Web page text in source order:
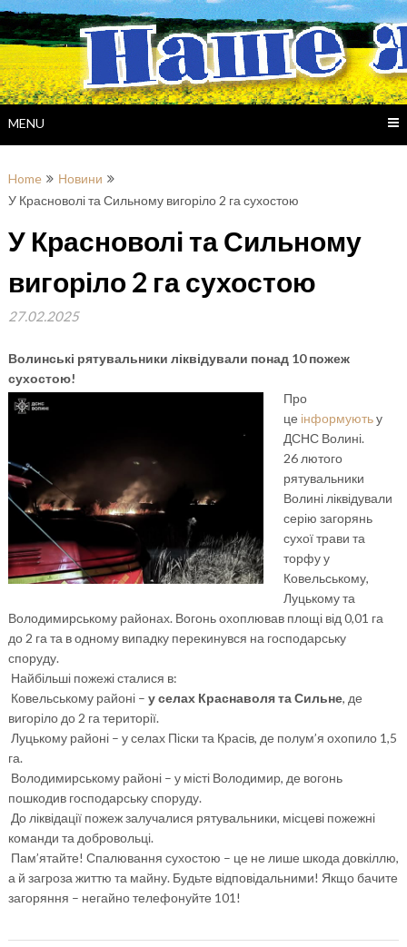
Skip
to
content
MENU
Home
Новини
У Красноволі та Сильному вигоріло 2 га сухостою
У Красноволі та Сильному
вигоріло 2 га сухостою
27.02.2025
Волинські рятувальники ліквідували понад 10 пожеж
сухостою!
Про
це інформуютьу
ДСНС Волині.
26 лютого
рятувальники
Волині ліквідували
серію загорянь
сухої трави та
торфу у
Ковельському,
Луцькому та
Володимирському районах. Вогонь охоплював площі від 0,01 га
до 2 га та в одному випадку перекинувся на господарську
споруду.
Найбільші пожежі сталися в:
Ковельському районі – у селах Краснаволя та Сильне, де
вигоріло до 2 га території.
Луцькому районі – у селах Піски та Красів, де полум’я охопило 1,5
га.
Володимирському районі – у місті Володимир, де вогонь
пошкодив господарську споруду.
До ліквідації пожеж залучалися рятувальники, місцеві пожежні
команди та добровольці.
Пам’ятайте! Спалювання сухостою – це не лише шкода довкіллю,
а й загроза життю та майну. Будьте відповідальними! Якщо бачите
загоряння – негайно телефонуйте 101!